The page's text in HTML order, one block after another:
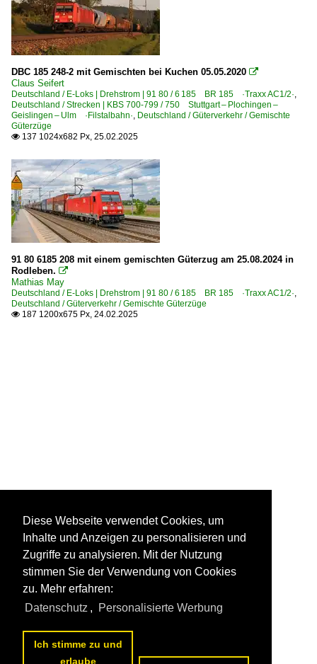
DBC 185 248-2 mit Gemischten bei Kuchen 05.05.2020 
Claus Seifert
Deutschland / E-Loks | Drehstrom | 91 80 / 6 185 BR 185 ·Traxx AC1/2·,
Deutschland / Strecken | KBS 700-799 / 750 Stuttgart – Plochingen –
Geislingen – Ulm ·Filstalbahn·, Deutschland / Güterverkehr / Gemischte
Güterzüge
 137 1024x682 Px, 25.02.2025
91 80 6185 208 mit einem gemischten Güterzug am 25.08.2024 in
Rodleben. 
Mathias May
Deutschland / E-Loks | Drehstrom | 91 80 / 6 185 BR 185 ·Traxx AC1/2·,
Deutschland / Güterverkehr / Gemischte Güterzüge
 187 1200x675 Px, 24.02.2025
Diese Webseite verwendet Cookies, um
Inhalte und Anzeigen zu personalisieren und
Zugriffe zu analysieren. Mit der Nutzung
stimmen Sie der Verwendung von Cookies
zu. Mehr erfahren:
Datenschutz , Personalisierte Werbung
Ich stimme zu und
erlaube